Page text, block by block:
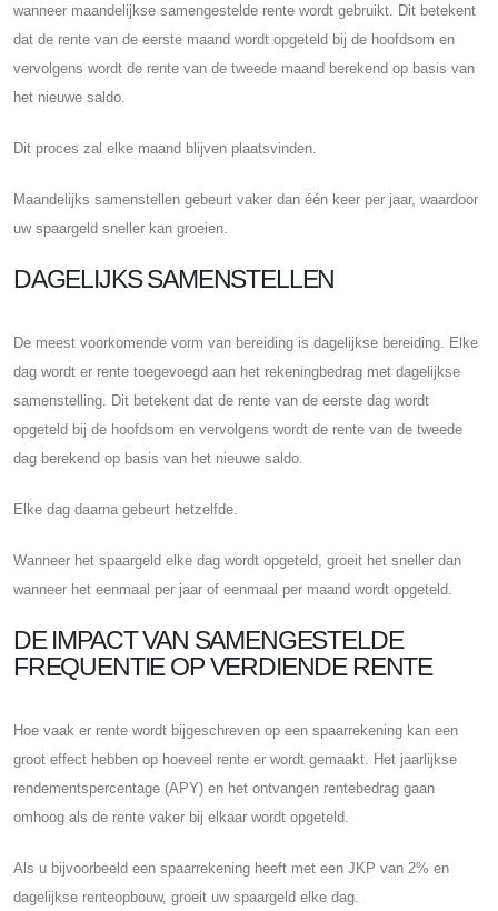
wanneer maandelijkse samengestelde rente wordt gebruikt. Dit betekent
dat de rente van de eerste maand wordt opgeteld bij de hoofdsom en
vervolgens wordt de rente van de tweede maand berekend op basis van
het nieuwe saldo.
Dit proces zal elke maand blijven plaatsvinden.
Maandelijks samenstellen gebeurt vaker dan één keer per jaar, waardoor
uw spaargeld sneller kan groeien.
DAGELIJKS SAMENSTELLEN
De meest voorkomende vorm van bereiding is dagelijkse bereiding. Elke
dag wordt er rente toegevoegd aan het rekeningbedrag met dagelijkse
samenstelling. Dit betekent dat de rente van de eerste dag wordt
opgeteld bij de hoofdsom en vervolgens wordt de rente van de tweede
dag berekend op basis van het nieuwe saldo.
Elke dag daarna gebeurt hetzelfde.
Wanneer het spaargeld elke dag wordt opgeteld, groeit het sneller dan
wanneer het eenmaal per jaar of eenmaal per maand wordt opgeteld.
DE IMPACT VAN SAMENGESTELDE
FREQUENTIE OP VERDIENDE RENTE
Hoe vaak er rente wordt bijgeschreven op een spaarrekening kan een
groot effect hebben op hoeveel rente er wordt gemaakt. Het jaarlijkse
rendementspercentage (APY) en het ontvangen rentebedrag gaan
omhoog als de rente vaker bij elkaar wordt opgeteld.
Als u bijvoorbeeld een spaarrekening heeft met een JKP van 2% en
dagelijkse renteopbouw, groeit uw spaargeld elke dag.